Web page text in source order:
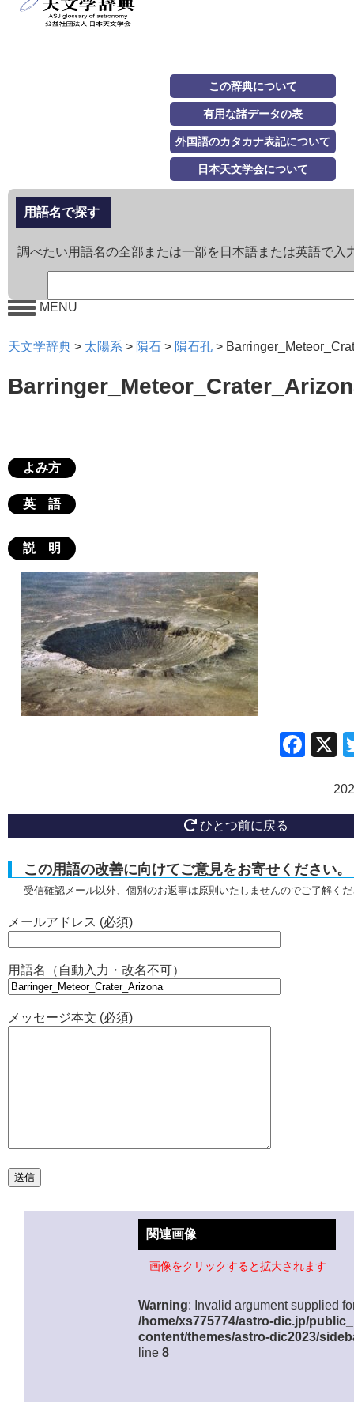
この辞典について
有用な諸データの表
外国語のカタカナ表記について
日本天文学会について
用語名で探す
調べたい用語名の全部または一部を日本語または英語で入
MENU
天文学辞典 > 太陽系 > 隕石 > 隕石孔 >
よみ方
英 語
説 明
ひとつ前に戻る
この用語の改善に向けてご意見をお寄せください。
受信確認メール以外、個別のお返事は原則いたしませんのでご了解く
メールアドレス (必須)
用語名（自動入力・改名不可）
メッセージ本文 (必須)
関連画像
画像をクリックすると拡大されます
Warning: Invalid argument supplied
/home/xs775774/astro-dic.jp/
content/themes/astro-dic2023/
line 8